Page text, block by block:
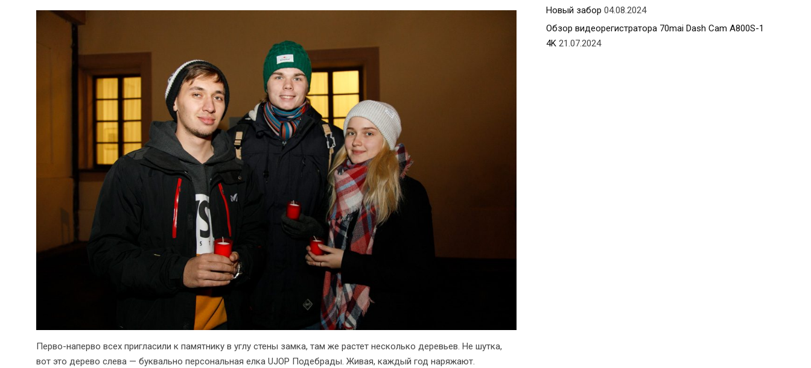
Перво-наперво всех пригласили к памятнику в углу стены замка, там же растет несколько деревьев. Не шутка,
вот это дерево слева — буквально персональная елка UJOP Подебрады. Живая, каждый год наряжают.
Новый забор 04.08.2024
Обзор видеорегистратора 70mai Dash Cam A800S-1
4K 21.07.2024